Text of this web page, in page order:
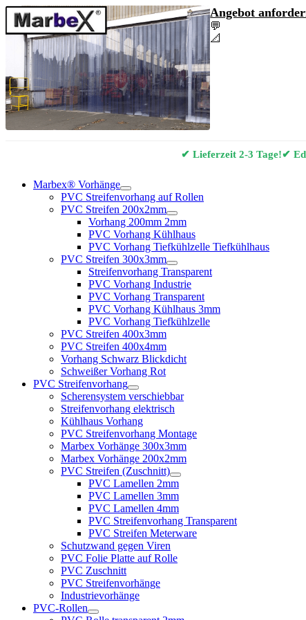
Angebot
💬
📐
✔ Lieferzeit 2-3 Tage!✔
Marbex® Vorhänge
PVC Streifenvorhang auf Rollen
PVC Streifen 200x2mm
Vorhang 200mm 2mm
PVC Vorhang Kühlhaus
PVC Vorhang Tiefkühlzelle Tiefkühlhaus
PVC Streifen 300x3mm
Streifenvorhang Transparent
PVC Vorhang Industrie
PVC Vorhang Transparent
PVC Vorhang Kühlhaus 3mm
PVC Vorhang Tiefkühlzelle
PVC Streifen 400x3mm
PVC Streifen 400x4mm
Vorhang Schwarz Blickdicht
Schweißer Vorhang Rot
PVC Streifenvorhang
Scherensystem verschiebbar
Streifenvorhang elektrisch
Kühlhaus Vorhang
PVC Streifenvorhang Montage
Marbex Vorhänge 300x3mm
Marbex Vorhänge 200x2mm
PVC Streifen (Zuschnitt)
PVC Lamellen 2mm
PVC Lamellen 3mm
PVC Lamellen 4mm
PVC Streifenvorhang Transparent
PVC Streifen Meterware
Schutzwand gegen Viren
PVC Folie Platte auf Rolle
PVC Zuschnitt
PVC Streifenvorhänge
Industrievorhänge
PVC-Rollen